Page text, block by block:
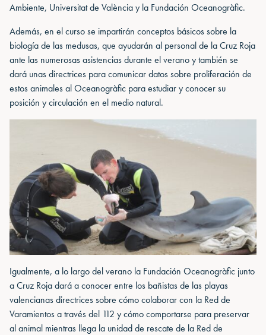
Ambiente, Universitat de València y la Fundación Oceanogràfic.
Además, en el curso se impartirán conceptos básicos sobre la
biología de las medusas, que ayudarán al personal de la Cruz Roja
ante las numerosas asistencias durante el verano y también se
dará unas directrices para comunicar datos sobre proliferación de
estos animales al Oceanogràfic para estudiar y conocer su
posición y circulación en el medio natural.
Igualmente, a lo largo del verano la Fundación Oceanogràfic junto
a Cruz Roja dará a conocer entre los bañistas de las playas
valencianas directrices sobre cómo colaborar con la Red de
Varamientos a través del 112 y cómo comportarse para preservar
al animal mientras llega la unidad de rescate de la Red de